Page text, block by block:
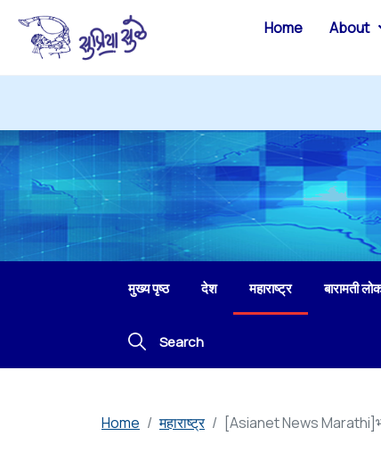
Home About
मुख्य पृष्ठ देश महाराष्ट्र बारामती
Search
Home महाराष्ट्र [Asianet News